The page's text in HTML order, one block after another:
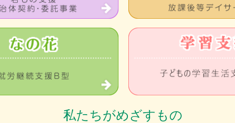
私たちがめざすもの